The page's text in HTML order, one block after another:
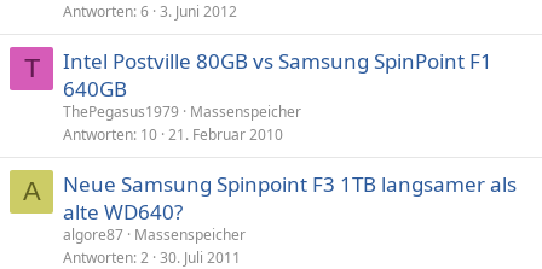
Antworten 6 3. Juni 2012
T
Intel Postville 80GB vs Samsung SpinPoint F1
640GB
ThePegasus1979
Massenspeicher
Antworten 10 21. Februar 2010
A
Neue Samsung Spinpoint F3 1TB langsamer als
alte WD640?
algore87 Massenspeicher
Antworten 2 30. Juli 2011